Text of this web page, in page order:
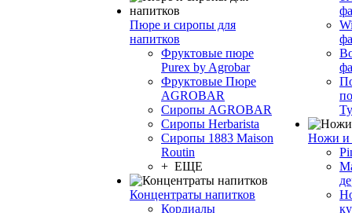
Пюре и сиропы для
напитков
Фруктовые пюре
Purex by Agrobar
Фруктовые Пюре
AGROBAR
Сиропы AGROBAR
Сиропы Herbarista
Сиропы 1883 Maison
Routin
+ ЕЩЕ
Концентраты напитков
Кордиалы
Ножи и